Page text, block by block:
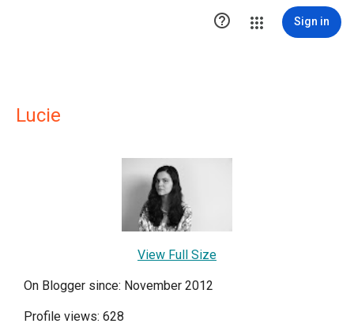
 Sign in
Lucie
View Full Size
On Blogger since: November 2012
Profile views: 628